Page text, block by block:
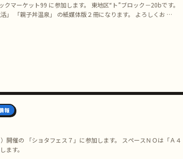
マーケット99 に参加します。 東地区“ト”ブロック－20bです。
」 「親子丼温泉」 の紙媒体版２冊になります。 よろしくお …
報
開催の 「ショタフェス７」に参加します。 スペースＮＯは「Ａ４
ます。